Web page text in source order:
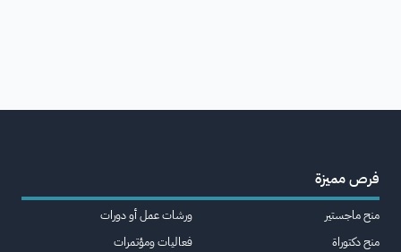
فرص مميزة
منح ماجستير
منح دكتوراة
ورشات عمل أو دورات
فعاليات ومؤتمرات